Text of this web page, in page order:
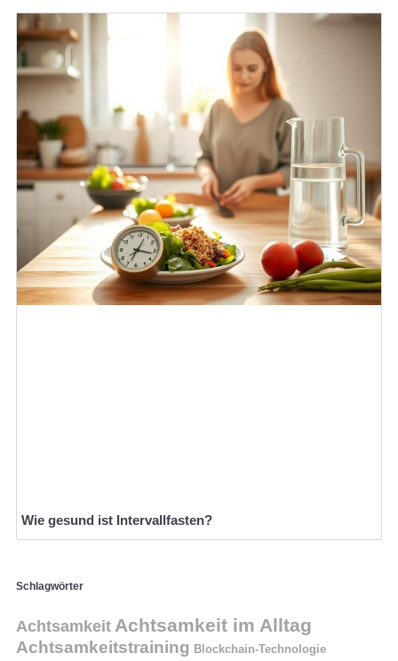
Wie gesund ist Intervallfasten?
Schlagwörter
Achtsamkeit Achtsamkeit im Alltag
Achtsamkeitstraining Blockchain-Technologie